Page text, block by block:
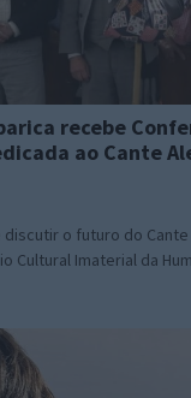
recebe
ao Cante
o futuro do
Cultural Imaterial da